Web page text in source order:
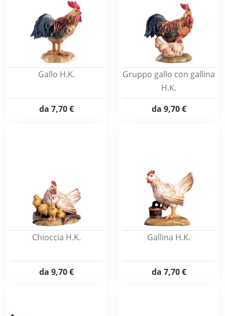
Gallo H.K.
da 7,70 €
Gruppo gallo con gallina
H.K.
da 9,70 €
Chioccia H.K.
da 9,70 €
Gallina H.K.
da 7,70 €